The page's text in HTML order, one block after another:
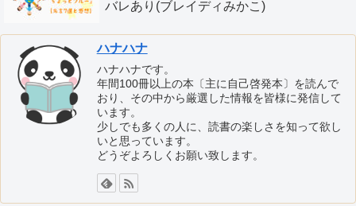
バレあり(ブレイディみかこ)
ハナハナ
ハナハナです。
年間100冊以上の本〔主に自己啓発本〕を読んで
おり、その中から厳選した情報を皆様に発信して
います。
少しでも多くの人に、読書の楽しさを知って欲し
いと思っています。
どうぞよろしくお願い致します。